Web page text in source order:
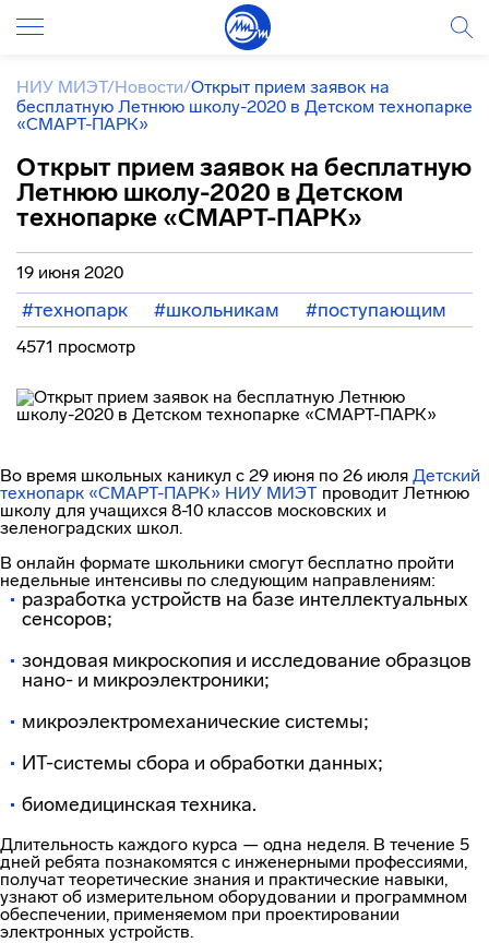
НИУ МИЭТ/Новости/Открыт прием заявок на
бесплатную Летнюю школу-2020 в Детском технопарке
«СМАРТ-ПАРК»
Открыт прием заявок на бесплатную
Летнюю школу-2020 в Детском
технопарке «СМАРТ-ПАРК»
19 июня 2020
#технопарк #школьникам #поступающим
4571 просмотр
Во время школьных каникул с 29 июня по 26 июля Детский
технопарк «СМАРТ-ПАРК» НИУ МИЭТ проводит Летнюю
школу для учащихся 8-10 классов московских и
зеленоградских школ.
В онлайн формате школьники смогут бесплатно пройти
недельные интенсивы по следующим направлениям:
разработка устройств на базе интеллектуальных
сенсоров;
зондовая микроскопия и исследование образцов
нано- и микроэлектроники;
микроэлектромеханические системы;
ИТ-системы сбора и обработки данных;
биомедицинская техника.
Длительность каждого курса — одна неделя. В течение 5
дней ребята познакомятся с инженерными профессиями,
получат теоретические знания и практические навыки,
узнают об измерительном оборудовании и программном
обеспечении, применяемом при проектировании
электронных устройств.